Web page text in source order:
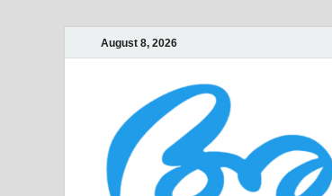
August 8, 2026